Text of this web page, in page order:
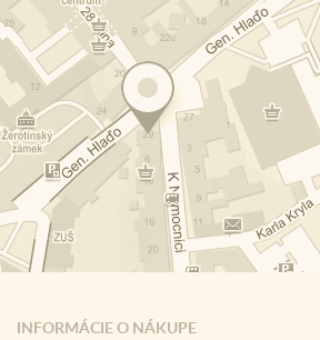
INFORMÁCIE O NÁKUPE